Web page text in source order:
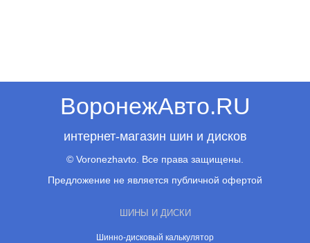
ВоронежАвто.RU
интернет-магазин шин и дисков
© Voronezhavto. Все права защищены.
Предложение не является публичной офертой
ШИНЫ И ДИСКИ
Шинно-дисковый калькулятор